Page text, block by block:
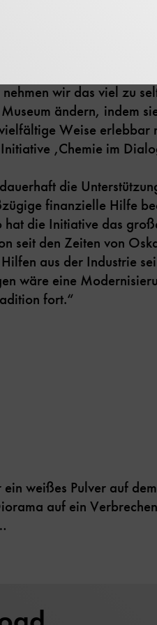
wir das viel zu
ändern, indem
Weise
‚Chemie im
die
finanzielle Hilfe
die Initiative das
seit den Zeiten von
aus der Industrie
wäre eine
fort.“
weißes Pulver auf
auf ein